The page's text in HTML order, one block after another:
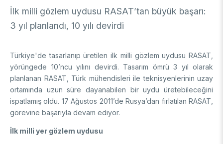
Arşiv
Üretken Yapay Zekâ Rehberi
DESTEKLER
Ulusal Programlar
Uluslararası Programlar
Sanayi
Ulusal Programlar
Uluslararası Programlar
Bilim & Toplum
Ulusal Programlar
Uluslararası Programlar
Bilimsel Etkinlik
Etkinlik Düzenleme
Uluslararası İş Birlikleri
İlk milli gözlem uydusu RASAT’tan büyük başarı:
3 yıl planlandı, 10 yılı devirdi
Türkiye'de tasarlanıp üretilen ilk milli gözlem uydusu RASAT,
yörüngede 10’ncu yılını devirdi. Tasarım ömrü 3 yıl olarak
planlanan RASAT, Türk mühendisleri ile teknisyenlerinin uzay
ortamında uzun süre dayanabilen bir uydu üretebileceğini
ispatlamış oldu. 17 Ağustos 2011’de Rusya’dan fırlatılan RASAT,
görevine başarıyla devam ediyor.
İlk milli yer gözlem uydusu